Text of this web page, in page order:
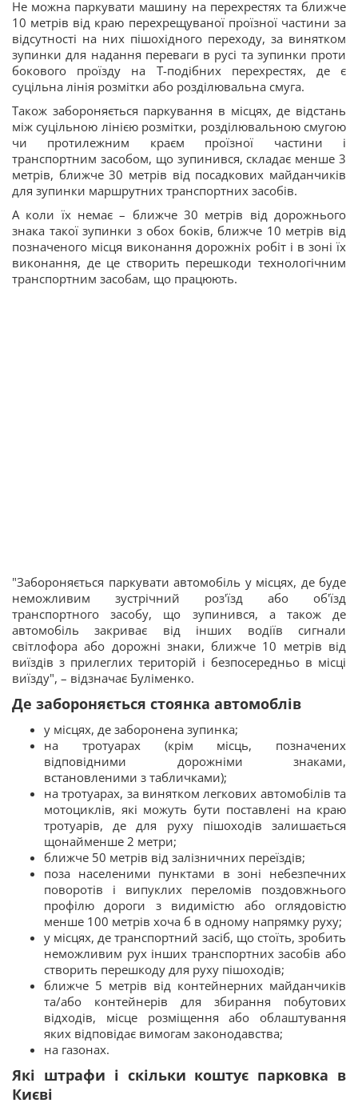
Не можна паркувати машину на перехрестях та ближче
10 метрів від краю перехрещуваної проїзної частини за
відсутності на них пішохідного переходу, за винятком
зупинки для надання переваги в русі та зупинки проти
бокового проїзду на Т-подібних перехрестях, де є
суцільна лінія розмітки або розділювальна смуга.
Також забороняється паркування в місцях, де відстань
між суцільною лінією розмітки, розділювальною смугою
чи протилежним краєм проїзної частини і
транспортним засобом, що зупинився, складає менше 3
метрів, ближче 30 метрів від посадкових майданчиків
для зупинки маршрутних транспортних засобів.
А коли їх немає – ближче 30 метрів від дорожнього
знака такої зупинки з обох боків, ближче 10 метрів від
позначеного місця виконання дорожніх робіт і в зоні їх
виконання, де це створить перешкоди технологічним
транспортним засобам, що працюють.
"Забороняється паркувати автомобіль у місцях, де буде
неможливим зустрічний роз'їзд або об'їзд
транспортного засобу, що зупинився, а також де
автомобіль закриває від інших водіїв сигнали
світлофора або дорожні знаки, ближче 10 метрів від
виїздів з прилеглих територій і безпосередньо в місці
виїзду", – відзначає Буліменко.
Де забороняється стоянка автомоблів
у місцях, де заборонена зупинка;
на тротуарах (крім місць, позначених
відповідними дорожніми знаками,
встановленими з табличками);
на тротуарах, за винятком легкових автомобілів та
мотоциклів, які можуть бути поставлені на краю
тротуарів, де для руху пішоходів залишається
щонайменше 2 метри;
ближче 50 метрів від залізничних переїздів;
поза населеними пунктами в зоні небезпечних
поворотів і випуклих переломів поздовжнього
профілю дороги з видимістю або оглядовістю
менше 100 метрів хоча б в одному напрямку руху;
у місцях, де транспортний засіб, що стоїть, зробить
неможливим рух інших транспортних засобів або
створить перешкоду для руху пішоходів;
ближче 5 метрів від контейнерних майданчиків
та/або контейнерів для збирання побутових
відходів, місце розміщення або облаштування
яких відповідає вимогам законодавства;
на газонах.
Які штрафи і скільки коштує парковка в
Києві